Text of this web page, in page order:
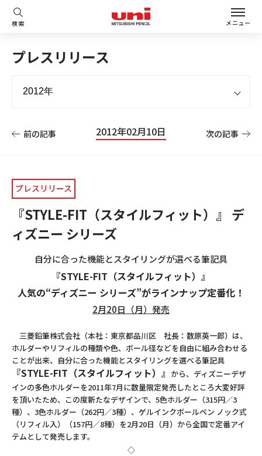
検索 メニュー
プレスリリース
前の記事 2012年02月10日 次の記事
プレスリリース
『STYLE-FIT（スタイルフィット）』 デ
ィズニー シリーズ
自分に合った機能とスタイリングが選べる筆記具
『STYLE-FIT（スタイルフィット）』
人気の“ディズニー シリーズ”がラインナップ定番化！
2月20日（月）発売
三菱鉛筆株式会社（本社：東京都品川区 社長：数原英一郎）は、
ホルダーやリフィルの種類や色、ボール径などを自由に組み合わせる
ことが出来、自分に合った機能とスタイリングを選べる筆記具
『STYLE-FIT（スタイルフィット）』 から、ディズニーデザ
インの多色ホルダーを2011年7月に数量限定発売したところ大変好評
を頂いたため、この度新たなデザインで、5色ホルダー（315円／3
種）、3色ホルダー（262円／3種）、ゲルインクボールペン ノック式
（リフィル入）（157円／8種）を2月20日（月）から全国で定番アイ
テムとして発売します。
◇